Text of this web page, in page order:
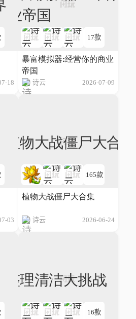
18
17款
暴富模拟器:经营你的商业
帝国
诗云 2026-07-09
03
165款
植物大战僵尸大合集
诗云 2026-06-24
16款